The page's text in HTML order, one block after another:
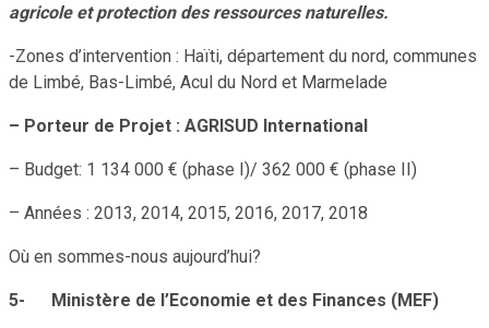
agricole et protection des ressources naturelles.
-Zones d’intervention : Haïti, département du nord, communes
de Limbé, Bas-Limbé, Acul du Nord et Marmelade
– Porteur de Projet : AGRISUD International
– Budget: 1 134 000 € (phase I)/ 362 000 € (phase II)
– Années : 2013, 2014, 2015, 2016, 2017, 2018
Où en sommes-nous aujourd’hui?
5- Ministère de l’Economie et des Finances (MEF)